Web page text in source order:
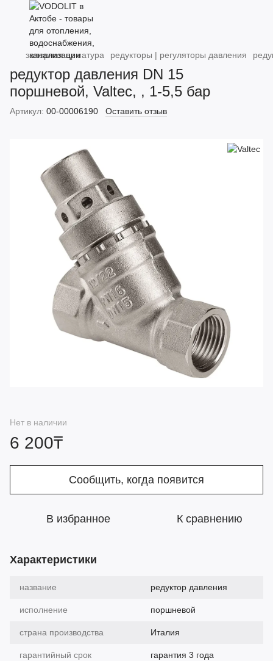
запорная арматура редукторы | регуляторы давления
редуктор давления DN 15
поршневой, Valtec, , 1-5,5 бар
Артикул: 00-00006190 Оставить отзыв
Нет в наличии
6 200₸
Сообщить, когда появится
В избранное К сравнению
Характеристики
название редуктор давления
исполнение поршневой
страна производства Италия
гарантийный срок гарантия 3 года